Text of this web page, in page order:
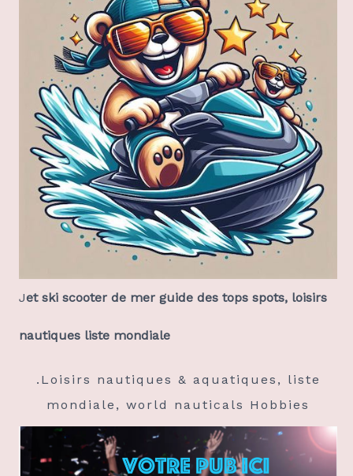
Jet ski scooter de mer guide des tops spots, loisirs
nautiques liste mondiale
.Loisirs nautiques & aquatiques, liste
mondiale, world nauticals Hobbies